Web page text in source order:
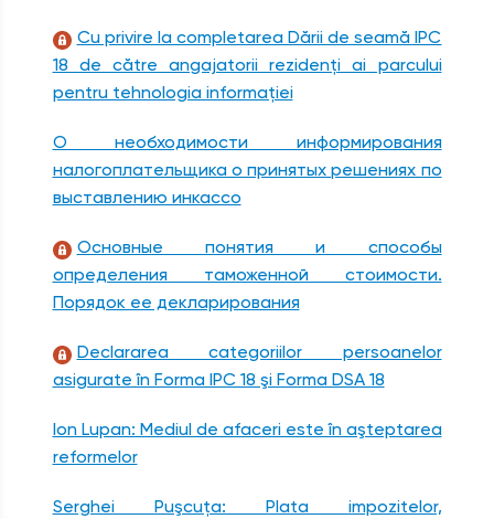
Cu privire la completarea Dării de seamă IPC
18 de către angajatorii rezidenţi ai parcului
pentru tehnologia informaţiei
О необходимости информирования
налогоплательщика о принятых решениях по
выставлению инкассо
Основные понятия и способы
определения таможенной стоимости.
Порядок ее декларирования
Declararea categoriilor persoanelor
asigurate în Forma IPC 18 şi Forma DSA 18
Ion Lupan: Mediul de afaceri este în aşteptarea
reformelor
Serghei Puşcuţa: Plata impozitelor,